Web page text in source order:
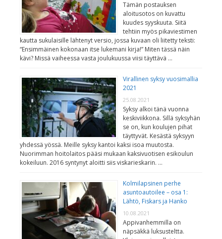
Tämän postauksen
aloitusotos on kuvattu
kuudes syyskuuta. Siitä
tehtiin myös pikaviestimen
kautta sukulaisille lähtenyt versio, jossa kuvaan oli liitetty teksti:
“Ensimmäinen kokonaan itse lukemani kirja!” Miten tässä näin
kävi? Missä vaiheessa vasta joulukuussa viisi täyttävä …
Virallinen syksy vuosimallia
2021
25.08.2021
Syksy alkoi tänä vuonna
keskiviikkona. Sillä syksyhän
se on, kun koulujen pihat
täyttyvät. Kesästä syksyyn
yhdessä yössä. Meille syksy kantoi kaksi isoa muutosta.
Nuorimman hoitolaitos pääsi mukaan kaksivuotisen esikoulun
kokeiluun. 2016 syntynyt aloitti siis viskarieskarin. …
Kolmilapsinen perhe
asuntoautoilee – osa 1:
Lähtö, Fiskars ja Hanko
10.08.2021
Appivanhemmilla on
näpsäkkä luksusteltta.